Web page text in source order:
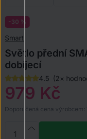
-30 %
Smart
Světlo přední
dobíjecí
4.5 (2×
979 Kč
Doporučená cena výrobcem: